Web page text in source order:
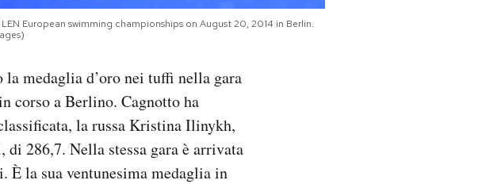
European swimming championships on August 20, 2014 in Berlin.
medaglia d’oro nei tuffi nella gara
corso a Berlino. Cagnotto ha
la russa Kristina Ilinykh,
di 286,7. Nella stessa gara è arrivata
la sua ventunesima medaglia in